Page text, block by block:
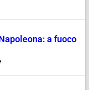
a fuoco